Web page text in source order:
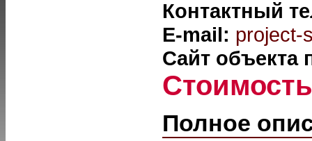
Контактный
E-mail: project-
Сайт объекта
Полное